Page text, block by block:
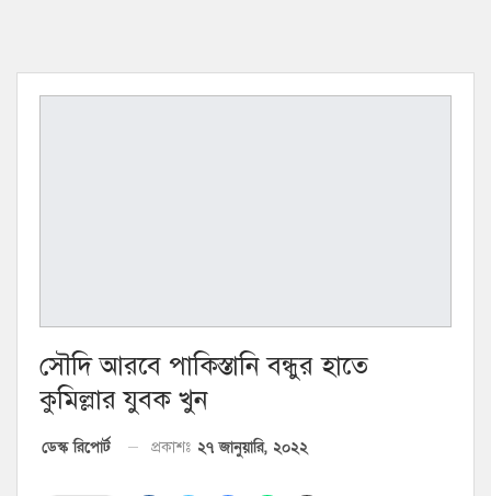
সৌদি আরবে পাকিস্তানি বন্ধুর হাতে
কুমিল্লার যুবক খুন
ডেস্ক রিপোর্ট প্রকাশঃ ২৭ জানুয়ারি, ২০২২